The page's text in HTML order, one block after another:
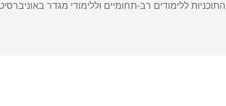
ללימודים רב-תחומיים וללימודי מגדר